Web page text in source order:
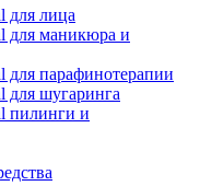
для лица
для маникюра и
для парафинотерапии
для шугаринга
пилинги и